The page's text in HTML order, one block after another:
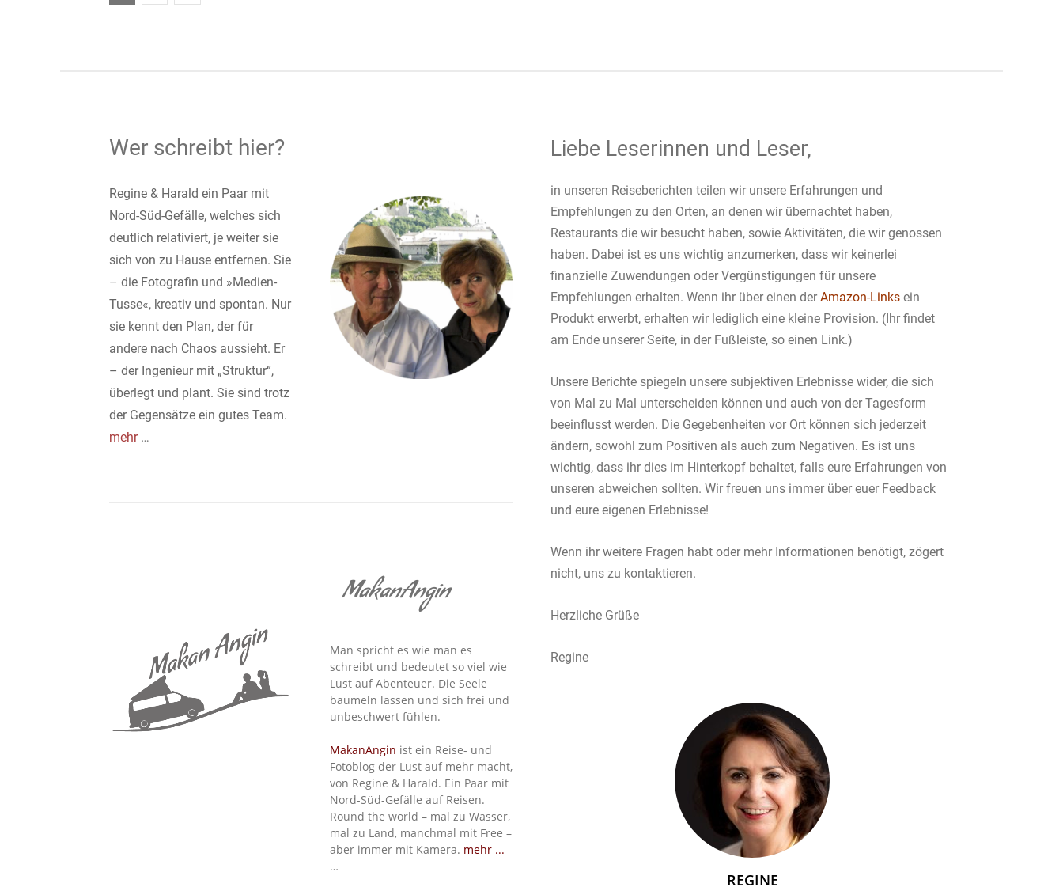
Wer schreibt hier?
Regine & Harald ein Paar mit
Nord-Süd-Gefälle, welches sich
deutlich relativiert, je weiter sie
sich von zu Hause entfernen. Sie
– die Fotografin und »Medien-
Tusse«, kreativ und spontan. Nur
sie kennt den Plan, der für
andere nach Chaos aussieht. Er
– der Ingenieur mit „Struktur“,
überlegt und plant. Sie sind trotz
der Gegensätze ein gutes Team.
mehr …
MakanAngin
Man spricht es wie man es
schreibt und bedeutet so viel wie
Lust auf Abenteuer. Die Seele
baumeln lassen und sich frei und
unbeschwert fühlen.
MakanAngin ist ein Reise- und
Fotoblog der Lust auf mehr macht,
von Regine & Harald. Ein Paar mit
Nord-Süd-Gefälle auf Reisen.
Round the world – mal zu Wasser,
mal zu Land, manchmal mit Free –
aber immer mit Kamera. mehr ...
…
Liebe Leserinnen und Leser,
in unseren Reiseberichten teilen wir unsere Erfahrungen und
Empfehlungen zu den Orten, an denen wir übernachtet haben,
Restaurants die wir besucht haben, sowie Aktivitäten, die wir genossen
haben. Dabei ist es uns wichtig anzumerken, dass wir keinerlei
finanzielle Zuwendungen oder Vergünstigungen für unsere
Empfehlungen erhalten. Wenn ihr über einen der Amazon-Links ein
Produkt erwerbt, erhalten wir lediglich eine kleine Provision. (Ihr findet
am Ende unserer Seite, in der Fußleiste, so einen Link.)
Unsere Berichte spiegeln unsere subjektiven Erlebnisse wider, die sich
von Mal zu Mal unterscheiden können und auch von der Tagesform
beeinflusst werden. Die Gegebenheiten vor Ort können sich jederzeit
ändern, sowohl zum Positiven als auch zum Negativen. Es ist uns
wichtig, dass ihr dies im Hinterkopf behaltet, falls eure Erfahrungen von
unseren abweichen sollten. Wir freuen uns immer über euer Feedback
und eure eigenen Erlebnisse!
Wenn ihr weitere Fragen habt oder mehr Informationen benötigt, zögert
nicht, uns zu kontaktieren.
Herzliche Grüße
Regine
REGINE